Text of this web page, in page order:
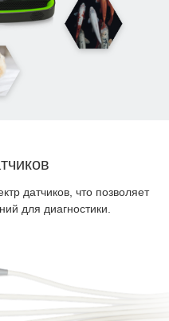
датчиков, что позволяет
для диагностики.